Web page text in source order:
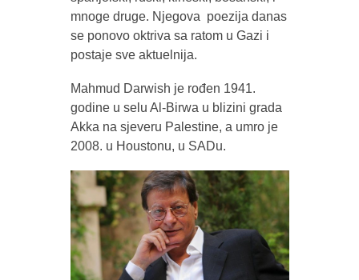
mnoge druge. Njegova poezija danas
se ponovo oktriva sa ratom u Gazi i
postaje sve aktuelnija.
Mahmud Darwish je rođen 1941.
godine u selu Al-Birwa u blizini grada
Akka na sjeveru Palestine, a umro je
2008. u Houstonu, u SADu.